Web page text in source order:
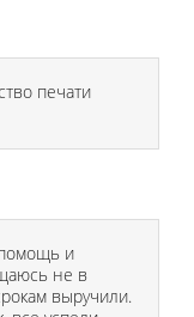
печати
и
не в
выручили.